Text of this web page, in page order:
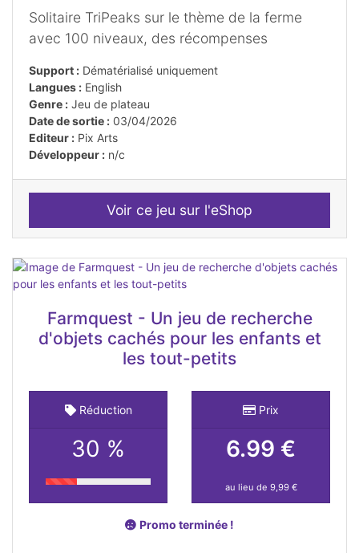
Solitaire TriPeaks sur le thème de la ferme
avec 100 niveaux, des récompenses
Support : Dématérialisé uniquement
Langues : English
Genre : Jeu de plateau
Date de sortie : 03/04/2026
Editeur : Pix Arts
Développeur : n/c
Voir ce jeu sur l'eShop
Farmquest - Un jeu de recherche
d'objets cachés pour les enfants et
les tout-petits
Réduction
30 %
Prix
6.99 €
au lieu de 9,99 €
Promo terminée !